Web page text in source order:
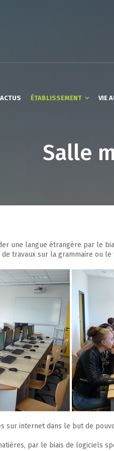
ACTUS ÉTABLISSEMENT VIE
Salle
une langue étrangère par le
travaux sur la grammaire ou le
sur internet dans le but de
par le biais de logiciels